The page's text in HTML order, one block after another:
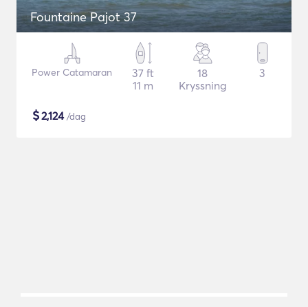
Fountaine Pajot 37
Power Catamaran
37 ft
11 m
18
Kryssning
3
$2,124/dag